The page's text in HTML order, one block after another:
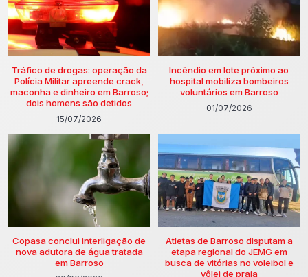
Tráfico de drogas: operação da
Polícia Militar apreende crack,
maconha e dinheiro em Barroso;
dois homens são detidos
15/07/2026
Incêndio em lote próximo ao
hospital mobiliza bombeiros
voluntários em Barroso
01/07/2026
Copasa conclui interligação de
nova adutora de água tratada
em Barroso
Atletas de Barroso disputam a
etapa regional do JEMG em
busca de vitórias no voleibol e
vôlei de praia